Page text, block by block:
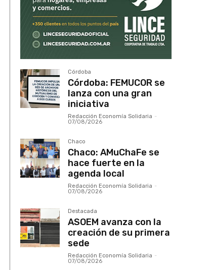
Córdoba
Córdoba: FEMUCOR se
lanza con una gran
iniciativa
Redacción Economía Solidaria -
07/08/2026
Chaco
Chaco: AMuChaFe se
hace fuerte en la
agenda local
Redacción Economía Solidaria -
07/08/2026
Destacada
ASOEM avanza con la
creación de su primera
sede
Redacción Economía Solidaria -
07/08/2026